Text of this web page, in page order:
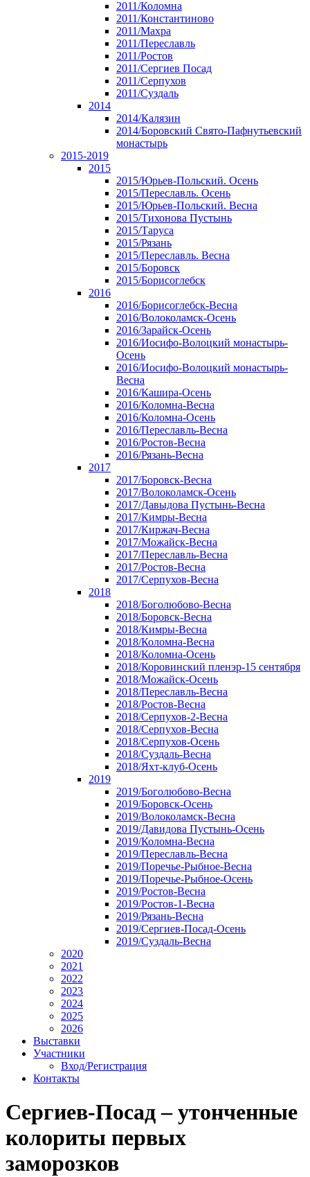
2011/Коломна
2011/Константиново
2011/Махра
2011/Переславль
2011/Ростов
2011/Сергиев Посад
2011/Серпухов
2011/Суздаль
2014
2014/Калязин
2014/Боровский Свято-Пафнутьевский
монастырь
2015-2019
2015
2015/Юрьев-Польский. Осень
2015/Переславль. Осень
2015/Юрьев-Польский. Весна
2015/Тихонова Пустынь
2015/Таруса
2015/Рязань
2015/Переславль. Весна
2015/Боровск
2015/Борисоглебск
2016
2016/Борисоглебск-Весна
2016/Волоколамск-Осень
2016/Зарайск-Осень
2016/Иосифо-Волоцкий монастырь-
Осень
2016/Иосифо-Волоцкий монастырь-
Весна
2016/Кашира-Осень
2016/Коломна-Весна
2016/Коломна-Осень
2016/Переславль-Весна
2016/Ростов-Весна
2016/Рязань-Весна
2017
2017/Боровск-Весна
2017/Волоколамск-Осень
2017/Давыдова Пустынь-Весна
2017/Кимры-Весна
2017/Киржач-Весна
2017/Можайск-Весна
2017/Переславль-Весна
2017/Ростов-Весна
2017/Серпухов-Весна
2018
2018/Боголюбово-Весна
2018/Боровск-Весна
2018/Кимры-Весна
2018/Коломна-Весна
2018/Коломна-Осень
2018/Коровинский пленэр-15 сентября
2018/Можайск-Осень
2018/Переславль-Весна
2018/Ростов-Весна
2018/Серпухов-2-Весна
2018/Серпухов-Весна
2018/Серпухов-Осень
2018/Суздаль-Весна
2018/Яхт-клуб-Осень
2019
2019/Боголюбово-Весна
2019/Боровск-Осень
2019/Волоколамск-Весна
2019/Давидова Пустынь-Осень
2019/Коломна-Весна
2019/Переславль-Весна
2019/Поречье-Рыбное-Весна
2019/Поречье-Рыбное-Осень
2019/Ростов-Весна
2019/Ростов-1-Весна
2019/Рязань-Весна
2019/Сергиев-Посад-Осень
2019/Суздаль-Весна
2020
2021
2022
2023
2024
2025
2026
Выставки
Участники
Вход/Регистрация
Контакты
Сергиев-Посад – утонченные
колориты первых
заморозков